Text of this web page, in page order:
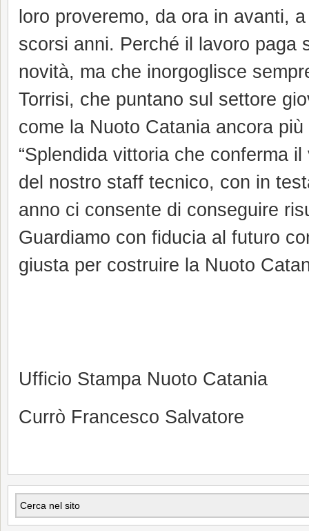
loro proveremo, da ora in avanti,
scorsi anni. Perché il lavoro paga
novità, ma che inorgoglisce
Torrisi, che puntano sul settore
come la Nuoto Catania ancora
“Splendida vittoria che conferma
del nostro staff tecnico, con in
anno ci consente di conseguire
Guardiamo con fiducia al futuro
giusta per costruire la Nuoto
Ufficio Stampa Nuoto Catania
Currò Francesco Salvatore